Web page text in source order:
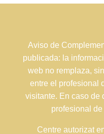
Aviso de
publicada: la
web no remplaza,
entre el profesional
visitante. En caso de
profesional
Centre autorizat